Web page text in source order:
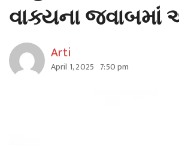
વાક્યના
Arti
April 1, 2025 7:50 pm